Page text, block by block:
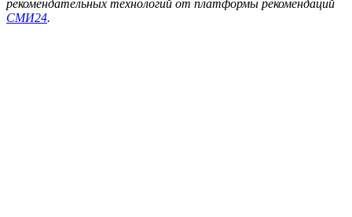
рекомендательных технологий от платформы рекомендаций
СМИ24.